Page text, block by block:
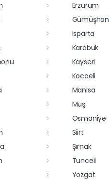
Erzurum
Isparta
Karabük
Kayseri
Kocaeli
Manisa
Muş
Osmaniye
Siirt
Şırnak
Tunceli
Yozgat